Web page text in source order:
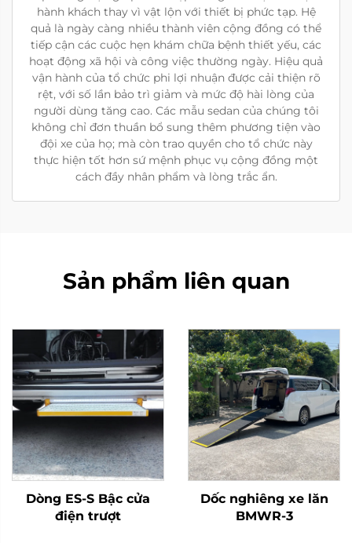
hành khách thay vì vật lộn với thiết bị phức tạp. Hệ
quả là ngày càng nhiều thành viên cộng đồng có thể
tiếp cận các cuộc hẹn khám chữa bệnh thiết yếu, các
hoạt động xã hội và công việc thường ngày. Hiệu quả
vận hành của tổ chức phi lợi nhuận được cải thiện rõ
rệt, với số lần bảo trì giảm và mức độ hài lòng của
người dùng tăng cao. Các mẫu sedan của chúng tôi
không chỉ đơn thuần bổ sung thêm phương tiện vào
đội xe của họ; mà còn trao quyền cho tổ chức này
thực hiện tốt hơn sứ mệnh phục vụ cộng đồng một
cách đầy nhân phẩm và lòng trắc ẩn.
Sản phẩm liên quan
Dòng ES-S Bậc cửa
điện trượt
Dốc nghiêng xe lăn
BMWR-3